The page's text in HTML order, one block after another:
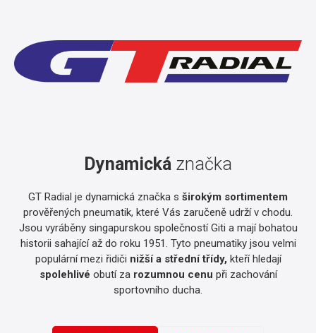
Dynamická značka
GT Radial je dynamická značka s širokým sortimentem
prověřených pneumatik, které Vás zaručeně udrží v chodu.
Jsou vyráběny singapurskou společností Giti a mají bohatou
historii sahající až do roku 1951. Tyto pneumatiky jsou velmi
populární mezi řidiči nižší a střední třídy, kteří hledají
spolehlivé obutí zarozumnou cenu při zachování
sportovního ducha.